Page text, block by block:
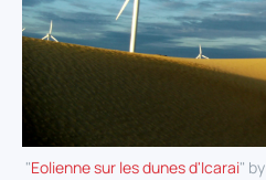
"Eolienne sur les dunes d'Icarai" by